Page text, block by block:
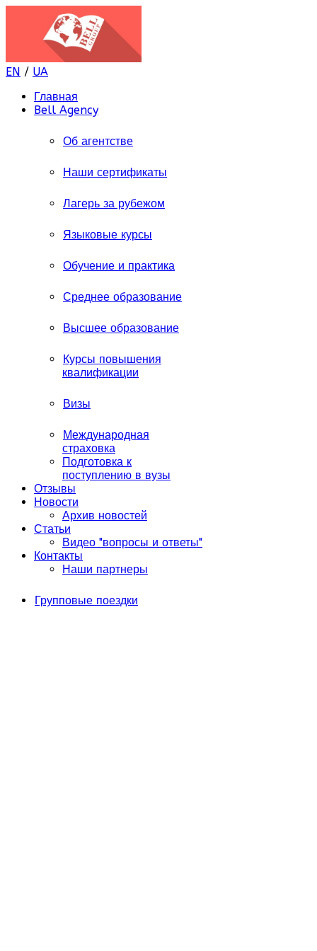
EN / UA
Главная
Bell Agency
Об агентстве
Наши сертификаты
Лагерь за рубежом
Языковые курсы
Обучение и практика
Среднее образование
Высшее образование
Курсы повышения
квалификации
Визы
Международная
страховка
Подготовка к
поступлению в вузы
Отзывы
Новости
Архив новостей
Статьи
Видео "вопросы и ответы"
Контакты
Наши партнеры
Групповые поездки